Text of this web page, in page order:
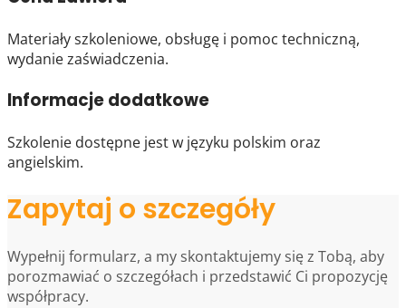
Materiały szkoleniowe, obsługę i pomoc techniczną,
wydanie zaświadczenia.
Informacje dodatkowe
Szkolenie dostępne jest w języku polskim oraz
angielskim.
Zapytaj o szczegóły
Wypełnij formularz, a my skontaktujemy się z Tobą, aby
porozmawiać o szczegółach i przedstawić Ci propozycję
współpracy.